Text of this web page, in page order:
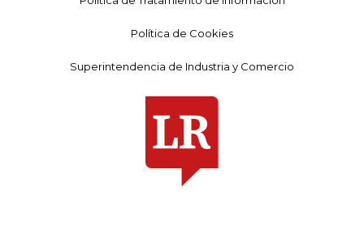
Política de Cookies
Superintendencia de Industria y Comercio